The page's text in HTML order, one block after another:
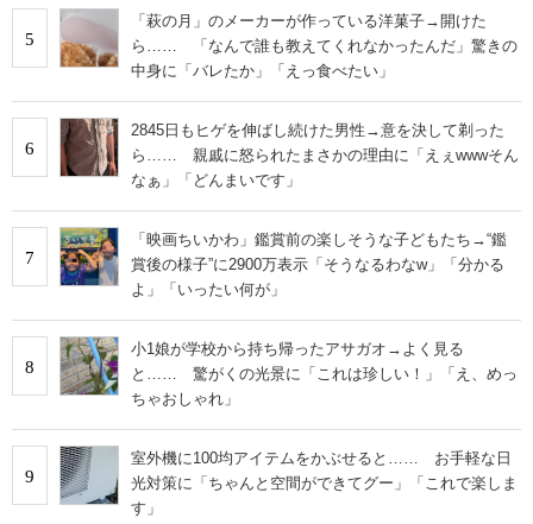
5
「萩の月」のメーカーが作っている洋菓子→開けた
ら…… 「なんで誰も教えてくれなかったんだ」驚きの
中身に「バレたか」「えっ食べたい」
6
2845日もヒゲを伸ばし続けた男性→意を決して剃った
ら…… 親戚に怒られたまさかの理由に「えぇwwwそん
なぁ」「どんまいです」
7
「映画ちいかわ」鑑賞前の楽しそうな子どもたち→“鑑
賞後の様子”に2900万表示「そうなるわなw」「分かる
よ」「いったい何が」
8
小1娘が学校から持ち帰ったアサガオ→よく見る
と…… 驚がくの光景に「これは珍しい！」「え、めっ
ちゃおしゃれ」
9
室外機に100均アイテムをかぶせると…… お手軽な日
光対策に「ちゃんと空間ができてグー」「これで楽しま
す」